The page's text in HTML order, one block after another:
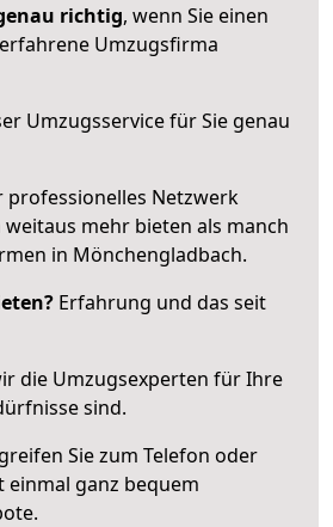
richtig, wenn Sie einen
Umzugsfirma
Umzugsservice für Sie genau
professionelles Netzwerk
mehr bieten als manch
in Mönchengladbach.
Erfahrung und das seit
die Umzugsexperten für Ihre
sind.
Sie zum Telefon oder
einmal ganz bequem